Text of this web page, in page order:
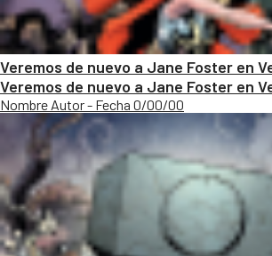
Veremos de nuevo a Jane Foster en
Veremos de nuevo a Jane Foster en
Nombre Autor - Fecha 0/00/00